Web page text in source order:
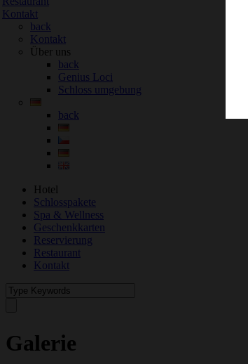
Kontakt
back
Kontakt
Über uns
back
Genius Loci
Schloss umgebung
back
Hotel
Schlosspakete
Spa & Wellness
Geschenkkarten
Reservierung
Restaurant
Kontakt
Galerie